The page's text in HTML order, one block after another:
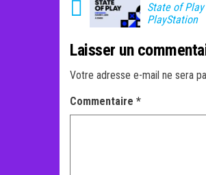
State of
PlayStation
Laisser un
Votre adresse e-mail ne sera
Commentaire *